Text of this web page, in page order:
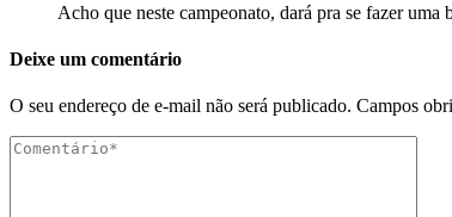
Acho que neste campeonato, dará pra se fazer
Deixe um comentário
O seu endereço de e-mail não será publicado. Campos